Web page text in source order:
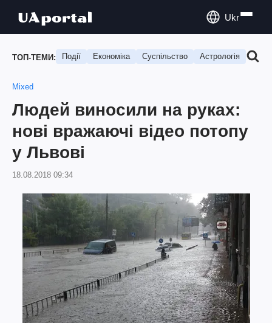
Ukr
ТОП-ТЕМИ: Події Економіка Суспільство Астрологія
Mixed
Людей виносили на руках:
нові вражаючі відео потопу
у Львові
18.08.2018 09:34